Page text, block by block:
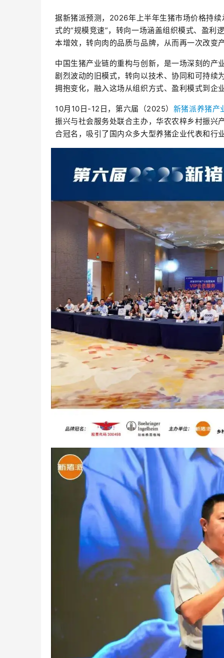
据新猪派预测，2026年上半年生猪市场价格持
式的“规模竞速”，转向一场涵盖组织模式、盈利
本增效，转向肉的品质与品牌，从而再一次改变
中国生猪产业链的重构与创新，是一场深刻的产
剧烈波动的旧模式，转向以技术、协同和可持续
拥抱变化，融入这场从组织方式、盈利模式到企
10月10日-12日，第六届（2025） 新猪派养猪产
振兴与社会服务处联合主办，华农农梓乡村振兴
合冠名，吸引了国内众多大型养猪企业代表和行